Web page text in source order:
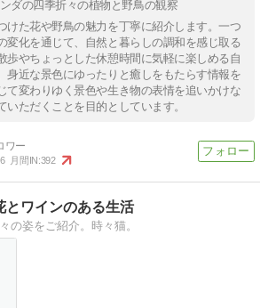
ダの四季折々の植物と野鳥の観察
けた花や野鳥の魅力を丁寧に紹介します。一つ
変化を通じて、自然と暮らしの調和を感じ取る
歩やちょっとした休憩時間に気軽に楽しめる自
身近な景色にゆったりと癒しをもたらす情報を
て変わりゆく景色や生き物の表情を追いかけな
いただくことを目的としています。
月間IN:392
とワインのある生活
の姿をご紹介。時々猫。